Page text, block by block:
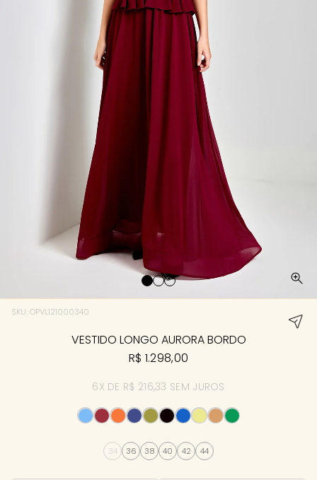
SKU: OPVL121000340
VESTIDO LONGO AURORA BORDO
R$ 1.298,00
6X DE R$ 216,33 SEM JUROS
34 36 38 40 42 44